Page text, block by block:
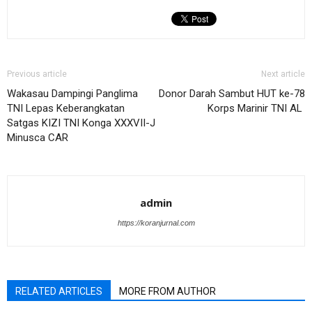
Previous article
Wakasau Dampingi Panglima
TNI Lepas Keberangkatan
Satgas KIZI TNI Konga XXXVII-J
Minusca CAR
Next article
Donor Darah Sambut HUT ke-78
Korps Marinir TNI AL
admin
https://koranjurnal.com
RELATED ARTICLES MORE FROM AUTHOR